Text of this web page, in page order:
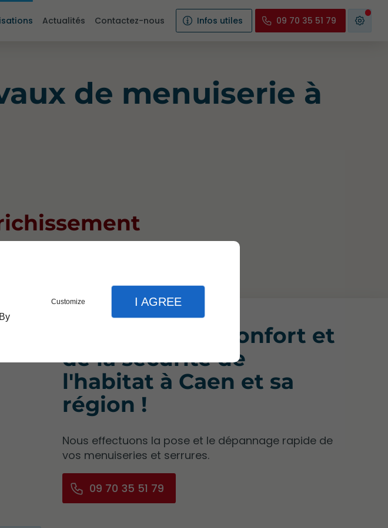
Customize I AGREE
Actualités Contactez-nous Infos utiles 09 70 35 51 79
de menuiserie à
Spécialiste du confort et
de la sécurité de
l'habitat à Caen et sa
région !
Nous effectuons la pose et le dépannage rapide de
vos menuiseries et serrures.
09 70 35 51 79